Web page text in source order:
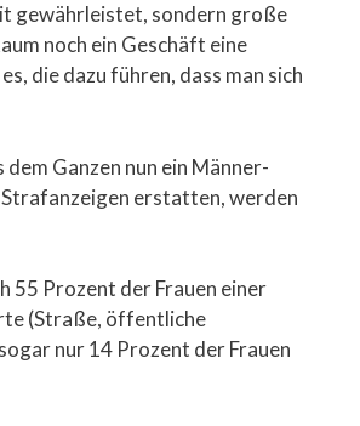
gewährleistet, sondern große
noch ein Geschäft eine
die dazu führen, dass man sich
Ganzen nun ein Männer-
erstatten, werden
55 Prozent der Frauen einer
(Straße, öffentliche
nur 14 Prozent der Frauen